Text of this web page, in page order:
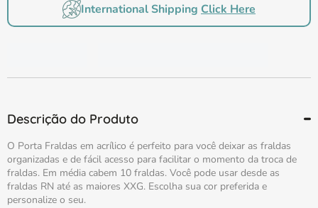
International Shipping Click Here
Descrição do Produto
O Porta Fraldas em acrílico é perfeito para você deixar as fraldas
organizadas e de fácil acesso para facilitar o momento da troca de
fraldas. Em média cabem 10 fraldas. Você pode usar desde as
fraldas RN até as maiores XXG. Escolha sua cor preferida e
personalize o seu.